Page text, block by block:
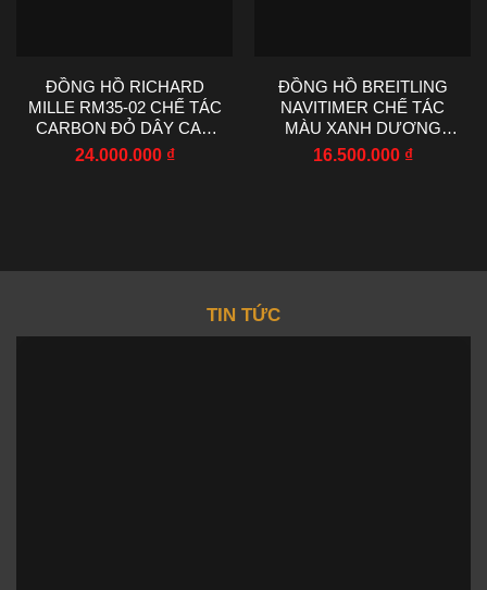
ĐỒNG HỒ RICHARD
MILLE RM35-02 CHẾ TÁC
CARBON ĐỎ DÂY CAO
SU NHÀ MÁY RM
24.000.000 ₫
ĐỒNG HỒ BREITLING
NAVITIMER CHẾ TÁC
MÀU XANH DƯƠNG
MÁY CƠ EF FACTORY
16.500.000 ₫
TIN TỨC